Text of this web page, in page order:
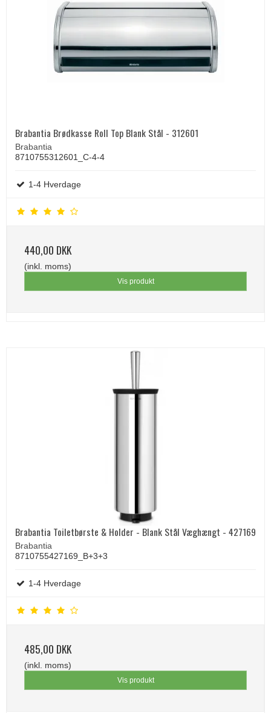
Brabantia Brødkasse Roll Top Blank Stål - 312601
Brabantia
8710755312601_C-4-4
1-4 Hverdage
440,00 DKK
(inkl. moms)
Vis produkt
Brabantia Toiletbørste & Holder - Blank Stål Væghængt - 427169
Brabantia
8710755427169_B+3+3
1-4 Hverdage
485,00 DKK
(inkl. moms)
Vis produkt